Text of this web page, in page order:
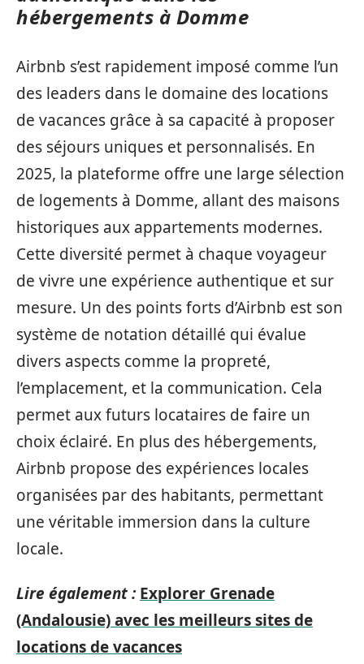
hébergements à Domme
Airbnb s’est rapidement imposé comme l’un
des leaders dans le domaine des locations
de vacances grâce à sa capacité à proposer
des séjours uniques et personnalisés. En
2025, la plateforme offre une large sélection
de logements à Domme, allant des maisons
historiques aux appartements modernes.
Cette diversité permet à chaque voyageur
de vivre une expérience authentique et sur
mesure. Un des points forts d’Airbnb est son
système de notation détaillé qui évalue
divers aspects comme la propreté,
l’emplacement, et la communication. Cela
permet aux futurs locataires de faire un
choix éclairé. En plus des hébergements,
Airbnb propose des expériences locales
organisées par des habitants, permettant
une véritable immersion dans la culture
locale.
Lire également : Explorer Grenade
(Andalousie) avec les meilleurs sites de
locations de vacances